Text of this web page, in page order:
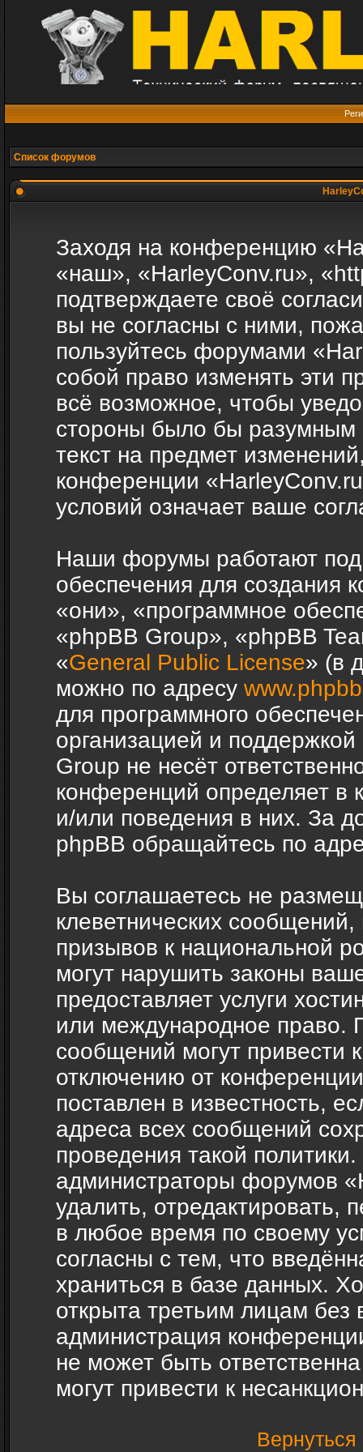
Список форумов
Заходя на конференцию
«наш», «HarleyConv.ru»,
подтверждаете своё
вы не согласны с ними,
пользуйтесь форумами
собой право изменять эти
всё возможное, чтобы
стороны было бы разумным
текст на предмет
конференции
условий означает ваше
Наши форумы работают под
обеспечения для создания
«они», «программное
«phpBB Group», «phpBB
«General Public License» (в
можно по адресу
для программного
организацией и
Group не несёт
конференций определяет в
и/или поведения в них. За
phpBB обращайтесь по
Вы соглашаетесь не
клеветнических
призывов к национальной
могут нарушить законы
предоставляет услуги
или международное право.
сообщений могут привести
отключению от
поставлен в известность,
адреса всех сообщений
проведения такой
администраторы форумов
удалить, отредактировать,
в любое время по своему
согласны с тем, что
храниться в базе данных.
открыта третьим лицам
администрация
не может быть
могут привести к